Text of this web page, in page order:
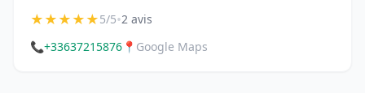
★★★★★5/5•2 avis
📞+33637215876 📍 Google Maps